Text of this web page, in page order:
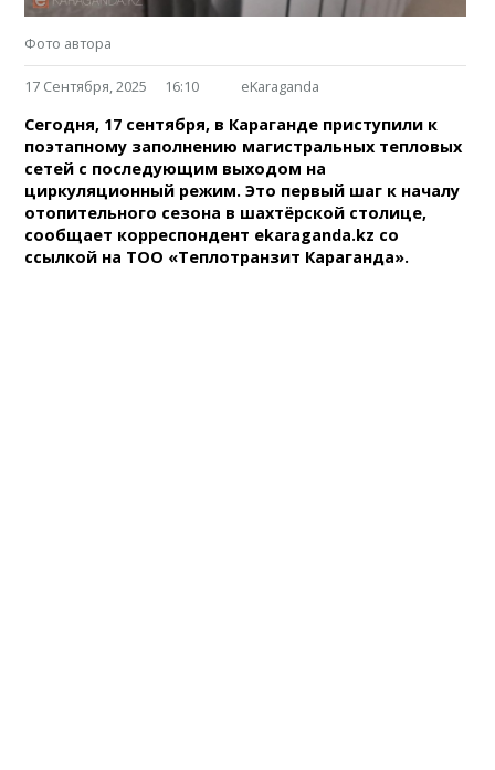
Фото автора
17 Сентября, 2025 16:10 eKaraganda
Сегодня, 17 сентября, в Караганде приступили к
поэтапному заполнению магистральных тепловых
сетей с последующим выходом на
циркуляционный режим. Это первый шаг к началу
отопительного сезона в шахтёрской столице,
сообщает корреспондент ekaraganda.kz со
ссылкой на ТОО «Теплотранзит Караганда».